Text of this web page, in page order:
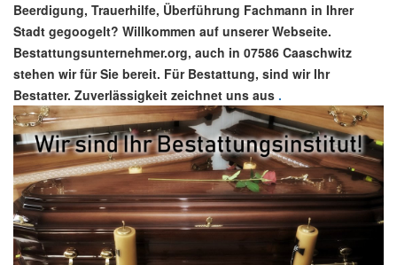
Beerdigung, Trauerhilfe, Überführung Fachmann in Ihrer
Stadt gegoogelt? Willkommen auf unserer Webseite.
Bestattungsunternehmer.org, auch in 07586 Caaschwitz
stehen wir für Sie bereit. Für Bestattung, sind wir Ihr
Bestatter. Zuverlässigkeit zeichnet uns aus .